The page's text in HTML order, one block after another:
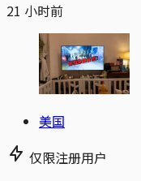
21 小时前
美国
仅限注册用户